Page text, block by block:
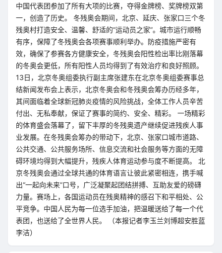
中国代表团参加了所有大项的比赛，夺得金牌榜、奖牌榜双第
一，创造了历史。 冬残奥会期间，北京、延庆、张家口三个冬
残奥村打造安全、温馨、舒适的“运动员之家”。城市运行顺畅
有序，保障了冬残奥会各项赛事顺利举办。防疫措施严密有
效，确保了参赛各方健康安全，冬残奥会阳性检出率比刚落幕
的冬奥会更低，所有阳性人员均得到了有效治疗和良好照顾。
13日，北京冬奥组委执行副主席张建东在北京冬奥组委赛事总
结新闻发布会上表示，北京冬奥会和冬残奥会筹办历经多年，
其间面临着全球新冠肺炎疫情的风险挑战，全体工作人员辛苦
付出、无私奉献，保证了赛事的简约、安全、精彩。 一场精彩
的体育盛会落幕了，留下丰厚的冬残奥遗产继续促进残疾人事
业发展。在冬残奥会筹办的带动下，北京、张家口城市道路、
公共交通、公共服务场所、信息交流和社会服务等方面的无障
碍环境均得到大幅提升，残疾人体育运动参与度不断提高。 北
京冬残奥会通过全球共通的体育语言让彼此紧密相连，携手喊
出“一起向未来”口号，广泛凝聚起团结拼搏、互助友爱的磅礴
力量。赛场上，各国运动员在残奥精神的感召下和平相处、公
平竞争。中国人民为每一位选手加油，把温暖送给了每一个代
表团，也送给了全世界人民。 （本报记者李玉兰刘博超安胜蓝
李洁）